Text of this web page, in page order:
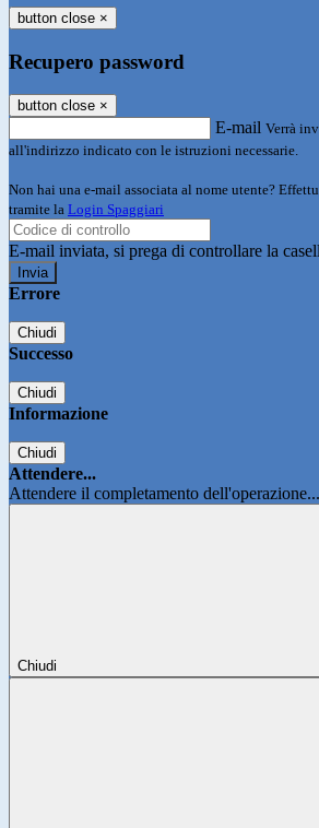
button close ×
Recupero password
button close ×
E-mail Verrà
all'indirizzo indicato con le istruzioni necessarie.
Non hai una e-mail associata al nome utente?
tramite la Login Spaggiari
E-mail inviata, si prega di controllare la
Errore
Chiudi
Successo
Chiudi
Informazione
Chiudi
Attendere...
Attendere il completamento dell'operazione...
Chiudi